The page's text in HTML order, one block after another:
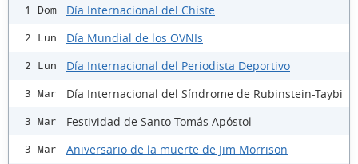
1 Dom Día Internacional del Chiste
2 Lun Día Mundial de los OVNIs
2 Lun Día Internacional del Periodista Deportivo
3 Mar Día Internacional del Síndrome de Rubinstein-Taybi
3 Mar Festividad de Santo Tomás Apóstol
3 Mar Aniversario de la muerte de Jim Morrison